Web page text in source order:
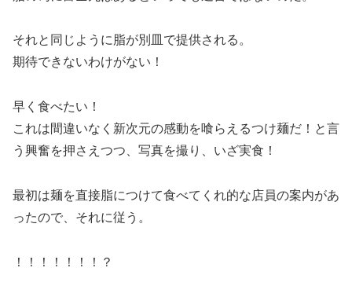
それと同じように脂が別皿で提供される。
期待できないわけがない！
早く食べたい！
これは間違いなく新次元の感動を喰らえるつけ麺だ！と言
う興奮を押さえつつ、写真を撮り、いざ実食！
最初は麺を直接脂につけて食べてくれ的な店員の案内があ
ったので、それに従う。
！！！！！！！？